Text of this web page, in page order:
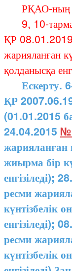
РҚАО-ның
9, 10-
ҚР 08.01.2019
жарияланған
қолданысқа
Ескерту. 6-
ҚР
(01.01.2015
24.04.2015 №
жарияланған
жиырма бір
енгізіледі);
ресми
күнтізбелік
енгізіледі);
ресми
күнтізбелік